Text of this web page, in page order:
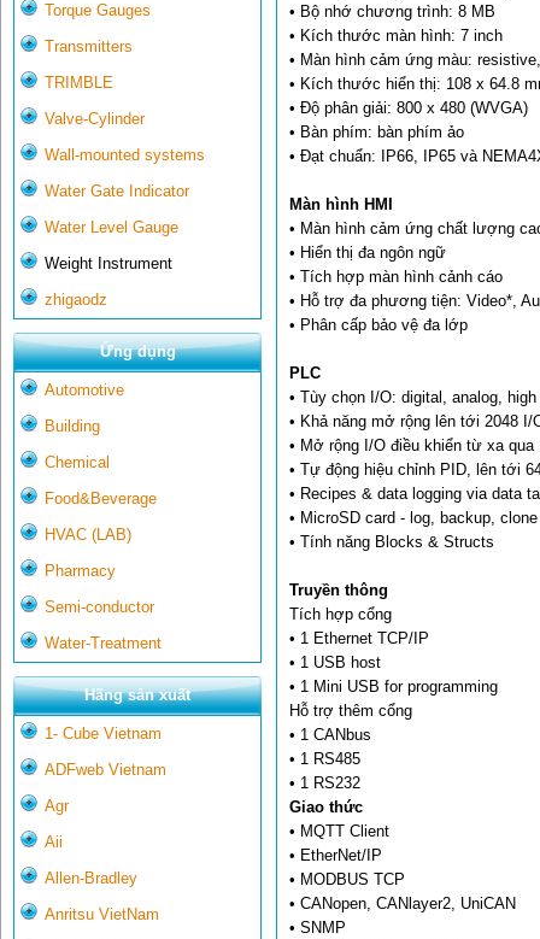
Torque Gauges
Transmitters
TRIMBLE
Valve-Cylinder
Wall-mounted systems
Water Gate Indicator
Water Level Gauge
Weight Instrument
zhigaodz
Ứng dụng
Automotive
Building
Chemical
Food&Beverage
HVAC (LAB)
Pharmacy
Semi-conductor
Water-Treatment
Hãng sản xuất
1- Cube Vietnam
ADFweb Vietnam
Agr
Aii
Allen-Bradley
Anritsu VietNam
• Bộ nhớ chương trình: 8 MB
• Kích thước màn hình: 7 inch
• Màn hình cảm ứng màu:
• Kích thước hiển thị: 108 x 64.8
• Độ phân giải: 800 x 480 (WVGA)
• Bàn phím: bàn phím ảo
• Đạt chuẩn: IP66, IP65 và
Màn hình HMI
• Màn hình cảm ứng chất lượng
• Hiển thị đa ngôn ngữ
• Tích hợp màn hình cảnh cáo
• Hỗ trợ đa phương tiện: Video*,
• Phân cấp bảo vệ đa lớp
PLC
• Tùy chọn I/O: digital, analog,
• Khả năng mở rộng lên tới 2048 I/
• Mở rộng I/O điều khiển từ xa
• Tự động hiệu chỉnh PID, lên tới
• Recipes & data logging via data
• MicroSD card - log, backup,
• Tính năng Blocks & Structs
Truyền thông
Tích hợp cổng
• 1 Ethernet TCP/IP
• 1 USB host
• 1 Mini USB for programming
Hỗ trợ thêm cổng
• 1 CANbus
• 1 RS485
• 1 RS232
Giao thức
• MQTT Client
• EtherNet/IP
• MODBUS TCP
• CANopen, CANlayer2, UniCAN
• SNMP